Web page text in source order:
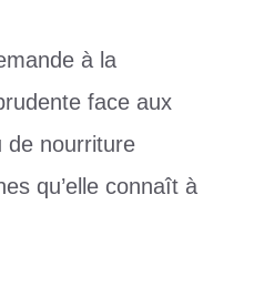
à la
face aux
de nourriture
qu’elle connaît à